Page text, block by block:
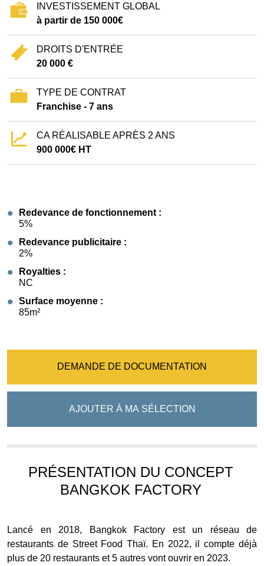
INVESTISSEMENT GLOBAL
à partir de 150 000€
DROITS D'ENTRÉE
20 000 €
TYPE DE CONTRAT
Franchise - 7 ans
CA RÉALISABLE APRÈS 2 ANS
900 000€ HT
Redevance de fonctionnement :
5%
Redevance publicitaire :
2%
Royalties :
NC
Surface moyenne :
85m²
DEMANDE DE DOCUMENTATION
AJOUTER À MA SÉLECTION
PRÉSENTATION DU CONCEPT
BANGKOK FACTORY
Lancé en 2018, Bangkok Factory est un réseau de
restaurants de Street Food Thaï. En 2022, il compte déjà
plus de 20 restaurants et 5 autres vont ouvrir en 2023.